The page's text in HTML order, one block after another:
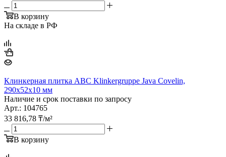
В корзину
На складе в РФ
Клинкерная плитка ABC Klinkergruppe Java Covelin,
290х52х10 мм
Наличие и срок поставки по запросу
Арт.: 104765
33 816,78 ₸/м²
В корзину